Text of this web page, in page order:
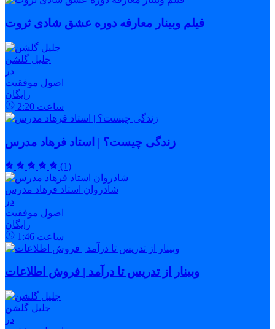
فیلم وبینار معارفه دوره عشق شادی ثروت
جلیل گلشن
در
اصول موفقیت
رایگان
2:20 ساعت
زندگی چیست؟ | استاد فرهاد مدرس
(1)
شادروان استاد فرهاد مدرس
در
اصول موفقیت
رایگان
1:46 ساعت
وبینار از تدریس تا درآمد | فروش اطلاعات
جلیل گلشن
در